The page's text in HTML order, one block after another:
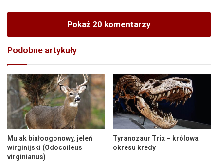
Pokaż 20 komentarzy
Podobne artykuły
Mulak białoogonowy, jeleń
wirginijski (Odocoileus
virginianus)
Tyranozaur Trix – królowa
okresu kredy